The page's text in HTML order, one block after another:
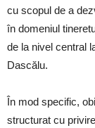
cu scopul de a
în domeniul
de la nivel central
Dascălu.
În mod specific,
structurat cu